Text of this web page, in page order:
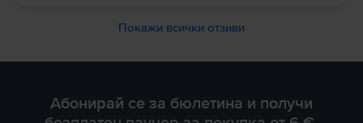
Покажи всички отзиви
Абонирай се за бюлетина и получи